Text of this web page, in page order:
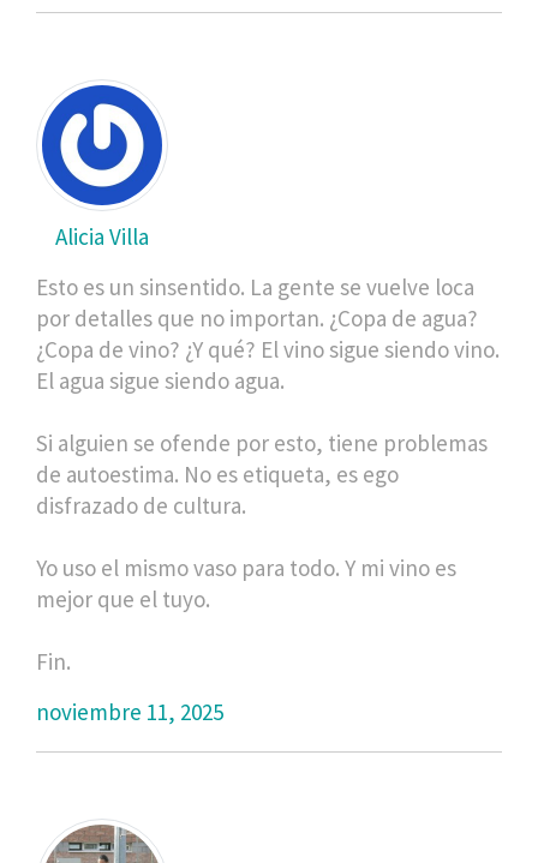
Alicia Villa
Esto es un sinsentido. La gente se vuelve loca
por detalles que no importan. ¿Copa de agua?
¿Copa de vino? ¿Y qué? El vino sigue siendo vino.
El agua sigue siendo agua.
Si alguien se ofende por esto, tiene problemas
de autoestima. No es etiqueta, es ego
disfrazado de cultura.
Yo uso el mismo vaso para todo. Y mi vino es
mejor que el tuyo.
Fin.
noviembre 11, 2025